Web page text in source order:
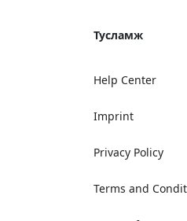
Тусламж
Help Center
Imprint
Privacy Policy
Terms and